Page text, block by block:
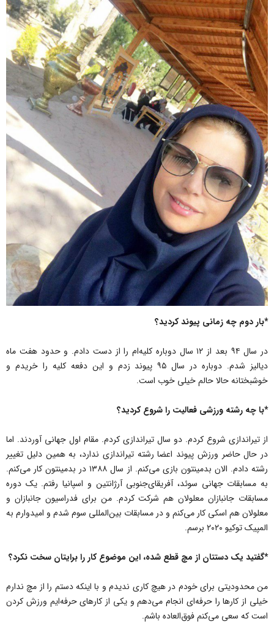
*بار دوم‌ چه زمانی پیوند کردید؟
در سال ۹۴‌ بعد از ۱۲ سال دوباره کلیه‌ام را از دست دادم. و حدود هفت ماه
دیالیز شدم. دوباره در سال ۹۵ پیوند زدم و این دفعه کلیه را خریدم و
خوشبختانه حالا حالم خیلی خوب است.
*با چه رشته ورزشی فعالیت را شروع کردید؟
از تیراندازی شروع کردم. دو سال تیراندازی کردم. مقام اول جهانی آوردند. اما
در حال حاضر ورزش پیوند اعضا رشته تیراندازی ندارد، به همین دلیل تغییر
رشته دادم. الان‌ بدمینتون بازی می‌‌کنم. از سال‌ ۱۳۸۸ در بدمینتون کار می‌‌کنم.
به مسابقات جهانی سوئد، آفریقای‌جنوبی آرژانتین و اسپانیا رفتم. یک‌ دوره
مسابقات جانبازان معلولان هم‌ شرکت کردم. من برای فدراسیون جانبازان و
معلولان هم اسکی کار می‌‌کنم و در مسابقات‌ بین‌المللی سوم‌ شدم و امیدوارم به
المپیک توکیو ۲۰۲۰ برسم.
*گفتید یک دستتان از مچ قطع شده، این موضوع کار را برایتان سخت نکرد؟
من محدودیتی‌ برای خودم در هیچ کاری ندیدم و با اینکه دستم را از مچ ندارم
خیلی‌ از کارها را حرفه‌ای انجام می‌‌دهم و یکی از کارهای حرفه‌ایم ورزش کردن
است که سعی می‌‌کنم فوق‌العاده باشم.